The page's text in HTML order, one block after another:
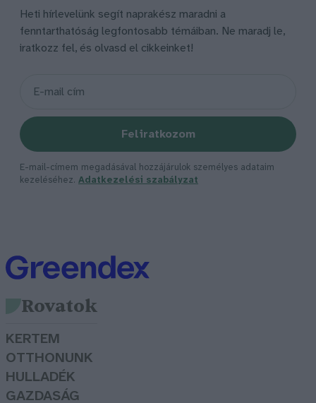
Heti hírlevelünk segít naprakész maradni a
fenntarthatóság legfontosabb témáiban. Ne maradj le,
iratkozz fel, és olvasd el cikkeinket!
Feliratkozom
E-mail-címem megadásával hozzájárulok személyes adataim
kezeléséhez. Adatkezelési szabályzat
Rovatok
KERTEM
OTTHONUNK
HULLADÉK
GAZDASÁG